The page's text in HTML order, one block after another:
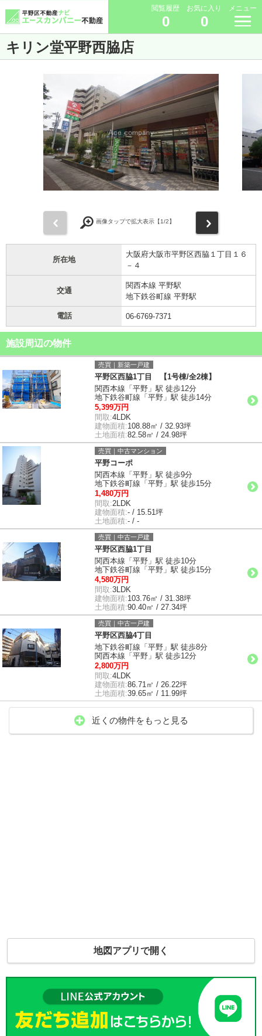
閲覧履歴
0
お気に入り
0
メニュー
キリン堂平野西脇店
画像タップで拡大表示【1/2】
所在地
大阪府大阪市平野区西脇１丁目１６
－４
交通
関西本線 平野駅
地下鉄谷町線 平野駅
電話 06-6769-7371
施設周辺の物件
売買｜新築一戸建
平野区西脇1丁目 【1号棟/全2棟】
関西本線「平野」駅 徒歩12分
地下鉄谷町線「平野」駅 徒歩14分
5,399万円
間取:4LDK
建物面積:108.88㎡ / 32.93坪
土地面積:82.58㎡ / 24.98坪
売買｜中古マンション
平野コーポ
関西本線「平野」駅 徒歩9分
地下鉄谷町線「平野」駅 徒歩15分
1,480万円
間取:2LDK
建物面積:- / 15.51坪
土地面積:- / -
売買｜中古一戸建
平野区西脇1丁目
関西本線「平野」駅 徒歩10分
地下鉄谷町線「平野」駅 徒歩15分
4,580万円
間取:3LDK
建物面積:103.76㎡ / 31.38坪
土地面積:90.40㎡ / 27.34坪
売買｜中古一戸建
平野区西脇4丁目
地下鉄谷町線「平野」駅 徒歩8分
関西本線「平野」駅 徒歩12分
2,800万円
間取:4LDK
建物面積:86.71㎡ / 26.22坪
土地面積:39.65㎡ / 11.99坪
近くの物件をもっと見る
地図アプリで開く